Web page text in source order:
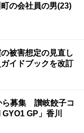
の会社員の男(23)
被害想定の見直し
イドブックを改訂
ら募集 讃岐餃子コ
GP」香川